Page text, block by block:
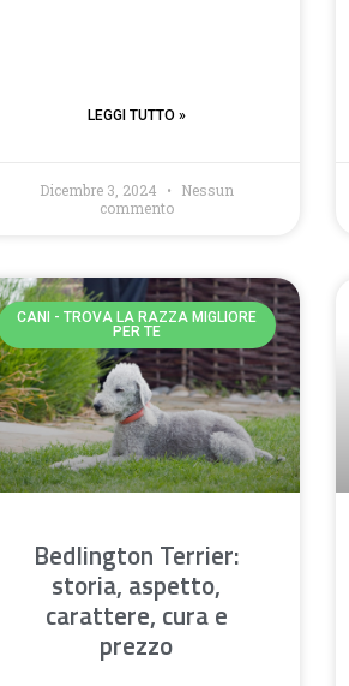
LEGGI TUTTO »
Dicembre 3, 2024
Nessun
commento
CANI - TROVA LA RAZZA MIGLIORE
PER TE
Bedlington Terrier:
storia, aspetto,
carattere, cura e
prezzo